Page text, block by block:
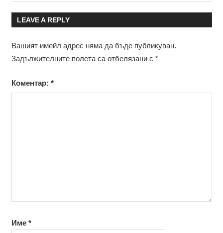
Post:
LEAVE A REPLY
Вашият имейл адрес няма да бъде публикуван.
Задължителните полета са отбелязани с *
Коментар: *
Име *